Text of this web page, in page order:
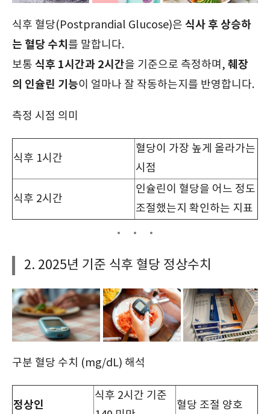
식후 혈당(Postprandial Glucose)은 식사 후 상승하
는 혈당 수치 를 말합니다.
보통 식후 1시간과 2시간을 기준으로 측정하며, 췌장
의 인슐린 기능이 얼마나 잘 작동하는지를 반영합니다.
측정 시점 의미
식후 1시간
혈당이 가장 높게 올라가는
시점
식후 2시간
인슐린이 혈당을 어느 정도
조절했는지 확인하는 지표
2. 2025년 기준 식후 혈당 정상수치
구분 혈당 수치 (mg/dL) 해석
정상인
식후 2시간 기준
혈당 조절 양호